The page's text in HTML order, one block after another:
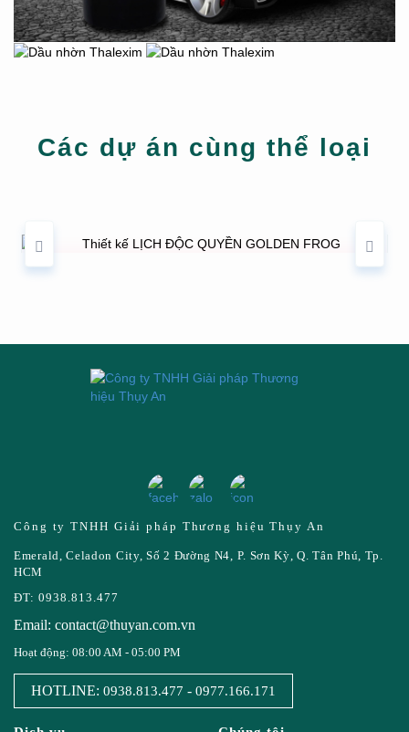
Các dự án cùng thể loại
Công ty TNHH Giải pháp Thương hiệu Thụy An
Emerald, Celadon City, Số 2 Đường N4, P. Sơn Kỳ, Q. Tân Phú, Tp.
HCM
ĐT: 0938.813.477
Email: contact@thuyan.com.vn
Hoạt động: 08:00 AM - 05:00 PM
HOTLINE: 0938.813.477 - 0977.166.171